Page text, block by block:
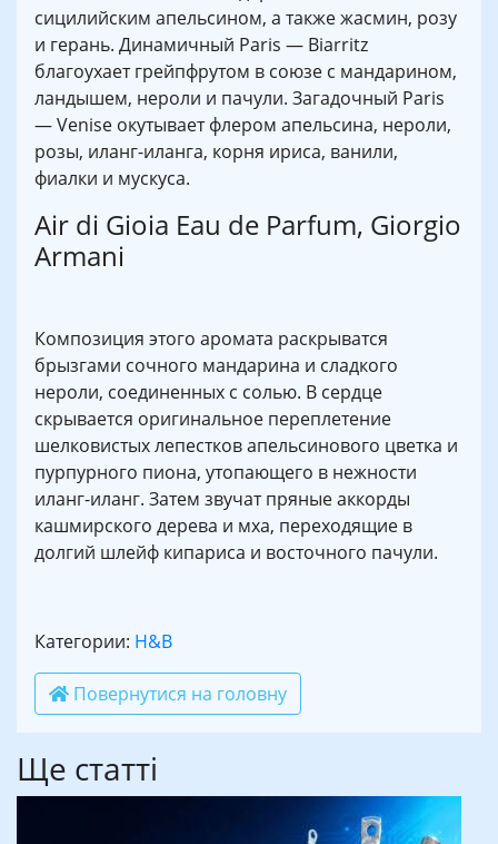
сицилийским апельсином, а также жасмин, розу
и герань. Динамичный Paris — Biarritz
благоухает грейпфрутом в союзе с мандарином,
ландышем, нероли и пачули. Загадочный Paris
— Venise окутывает флером апельсина, нероли,
розы, иланг-иланга, корня ириса, ванили,
фиалки и мускуса.
Air di Gioia Eau de Parfum, Giorgio
Armani
Композиция этого аромата раскрыватся
брызгами сочного мандарина и сладкого
нероли, соединенных с солью. В сердце
скрывается оригинальное переплетение
шелковистых лепестков апельсинового цветка и
пурпурного пиона, утопающего в нежности
иланг-иланг. Затем звучат пряные аккорды
кашмирского дерева и мха, переходящие в
долгий шлейф кипариса и восточного пачули.
Категории: H&B
Повернутися на головну
Ще статті